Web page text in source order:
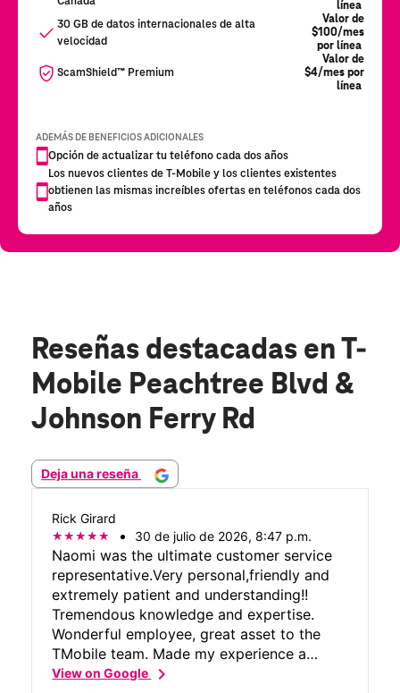
Reseñas destacadas en T-
Mobile Peachtree Blvd &
Johnson Ferry Rd
Deja una reseña
Rick Girard
30 de julio de 2026, 8:47 p.m.
Naomi was the ultimate customer service
representative.Very personal,friendly and
extremely patient and understanding!!
Tremendous knowledge and expertise.
Wonderful employee, great asset to the
TMobile team. Made my experience a
perfect 10!!
View on Googlechevron_right